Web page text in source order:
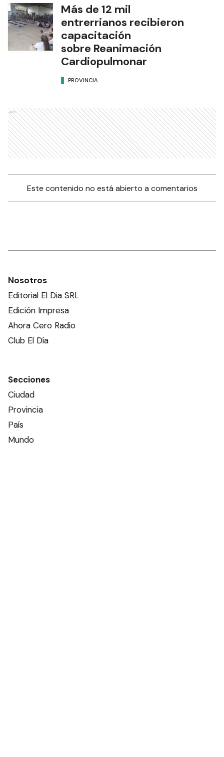
Más de 12 mil
entrerrianos recibieron
capacitación
sobre Reanimación
Cardiopulmonar
PROVINCIA
Ads
Este contenido no está abierto a comentarios
Nosotros
Editorial El Dia SRL
Edición Impresa
Ahora Cero Radio
Club El Día
Secciones
Ciudad
Provincia
País
Mundo